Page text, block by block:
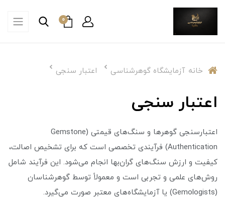
0
خانه آزمایشگاه گوهرشناسی اعتبار سنجی
اعتبار سنجی
اعتبارسنجی گوهرها و سنگ‌های قیمتی (Gemstone
Authentication) فرآیندی تخصصی است که برای تشخیص اصالت،
کیفیت و ارزش سنگ‌های گران‌بها انجام می‌شود. این فرآیند شامل
روش‌های علمی و تجربی است و معمولاً توسط گوهرشناسان
(Gemologists) یا آزمایشگاه‌های معتبر صورت می‌گیرد.